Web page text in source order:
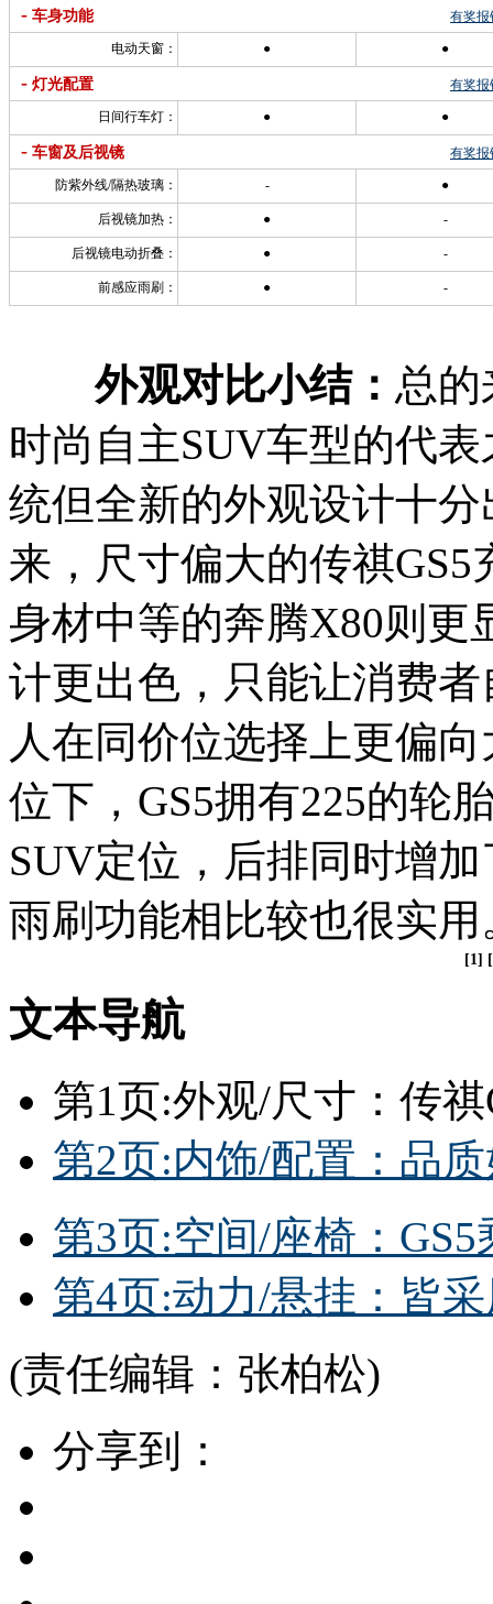
有奖报
- 车身功能
电动天窗： ● ●
有奖报
- 灯光配置
日间行车灯： ● ●
有奖报
- 车窗及后视镜
防紫外线/隔热玻璃： - ●
后视镜加热： ● -
后视镜电动折叠： ● -
前感应雨刷： ● -
外观对比小结： 总的
时尚自主SUV车型的代
统但全新的外观设计十
来，尺寸偏大的传祺
身材中等的奔腾X80则更
计更出色，只能让消费
人在同价位选择上更偏
位下，GS5拥有225的轮
SUV定位，后排同时增
雨刷功能相比较也很实用
[1] [
文本导航
第1页:外观/尺寸：传
第2页:内饰/配置：品
第3页:空间/座椅：
第4页:动力/悬挂：皆
(责任编辑：张柏松)
分享到：